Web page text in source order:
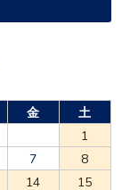
金
土
1
7
8
14
15